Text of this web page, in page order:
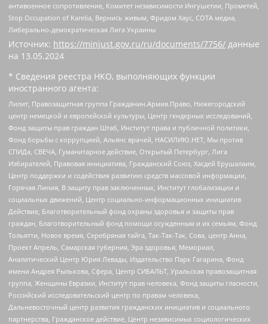
антивоенное сопротивление, Комитет независимости Ингушетии, Прометей,
Stop Occupation of Karelia, Вернись живым, Фридом Хаус, СОТА медиа,
Либерально-демократическая Лига Украины
Источник: https://minjust.gov.ru/ru/documents/7756/ данные
на 13.05.2024
* Сведения реестра НКО, выполняющих функции
иностранного агента:
Лилит, Правозащитная группа Гражданин.Армия.Право, Нижегородский
центр немецкой и европейской культуры, Центр гендерных исследований,
Фонд защиты прав граждан Штаб, Институт права и публичной политики,
Фонд борьбы с коррупцией, Альянс врачей, НАСИЛИЮ.НЕТ, Мы против
СПИДа, СВЕЧА, Гуманитарное действие, Открытый Петербург, Лига
Избирателей, Правовая инициатива, Гражданский Союз, Хасдей Ерушалаим,
Центр поддержки и содействия развитию средств массовой информации,
Горячая Линия, В защиту прав заключенных, Институт глобализации и
социальных движений, Центр социально-информационных инициатив
Действие, Благотворительный фонд охраны здоровья и защиты прав
граждан, Благотворительный фонд помощи осужденным и их семьям, Фонд
Тольятти, Новое время, Серебряная тайга, Так-Так-Так, Сова, центр Анна,
Проект Апрель, Самарская губерния, Эра здоровья, Мемориал,
Аналитический Центр Юрия Левады, Издательство Парк Гагарина, Фонд
имени Андрея Рылькова, Сфера, Центр СИБАЛЬТ, Уральская правозащитная
группа, Женщины Евразии, Институт прав человека, Фонд защиты гласности,
Российский исследовательский центр по правам человека,
Дальневосточный центр развития гражданских инициатив и социального
партнерства, Гражданское действие, Центр независимых социологических